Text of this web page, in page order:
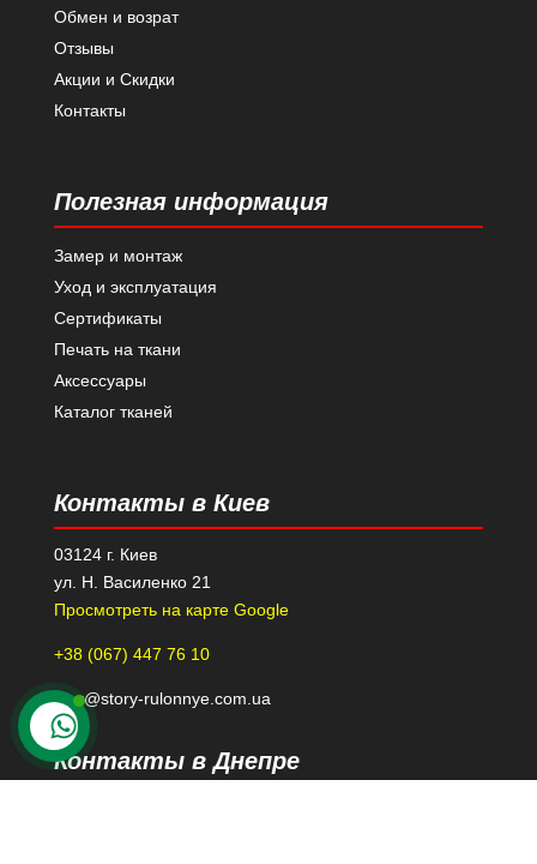
Обмен и возрат
Отзывы
Акции и Скидки
Контакты
Полезная информация
Замер и монтаж
Уход и эксплуатация
Сертификаты
Печать на ткани
Аксессуары
Каталог тканей
Контакты в Киев
03124 г. Киев
ул. Н. Василенко 21
Просмотреть на карте Google
+38 (067) 447 76 10
kiev@story-rulonnye.com.ua
Контакты в Днепре